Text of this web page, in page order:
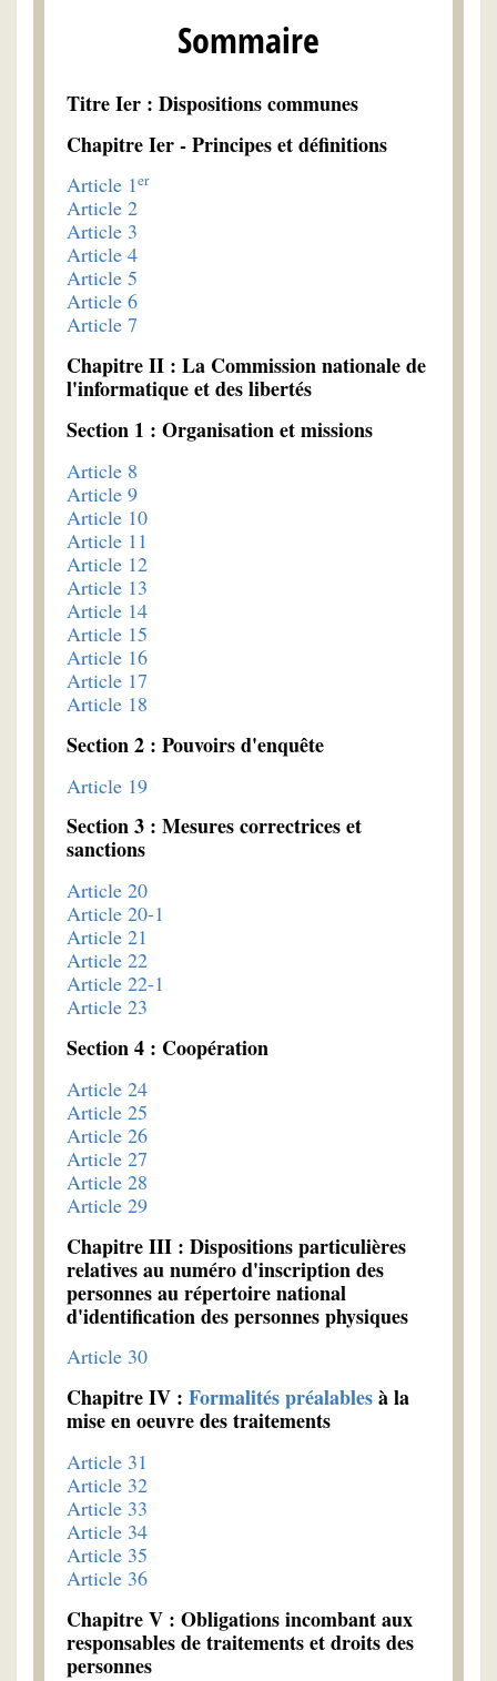
Sommaire
Titre Ier : Dispositions communes
Chapitre Ier - Principes et définitions
Article 1er
Article 2
Article 3
Article 4
Article 5
Article 6
Article 7
Chapitre II : La Commission nationale de
l'informatique et des libertés
Section 1 : Organisation et missions
Article 8
Article 9
Article 10
Article 11
Article 12
Article 13
Article 14
Article 15
Article 16
Article 17
Article 18
Section 2 : Pouvoirs d'enquête
Article 19
Section 3 : Mesures correctrices et
sanctions
Article 20
Article 20-1
Article 21
Article 22
Article 22-1
Article 23
Section 4 : Coopération
Article 24
Article 25
Article 26
Article 27
Article 28
Article 29
Chapitre III : Dispositions particulières
relatives au numéro d'inscription des
personnes au répertoire national
d'identification des personnes physiques
Article 30
Chapitre IV : Formalités préalablesà la
mise en oeuvre des traitements
Article 31
Article 32
Article 33
Article 34
Article 35
Article 36
Chapitre V : Obligations incombant aux
responsables de traitements et droits des
personnes